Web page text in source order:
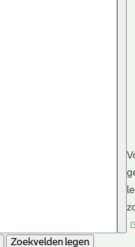
Zoekvelden legen